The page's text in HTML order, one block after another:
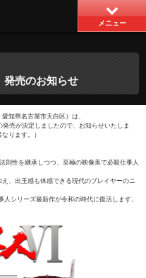
メニュー
売のお知らせ
知県名古屋市天白区）は、
売が決定しましたので、お知らせいたしま
ります。）
性を継承しつつ、至極の映像美で必殺仕事人
、出玉感も体感できる現代のプレイヤーのニ
シリーズ最新作が令和の時代に復活します。